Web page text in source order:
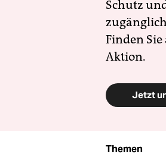
Schutz
Finden
Aktion.
Jetzt
Themen